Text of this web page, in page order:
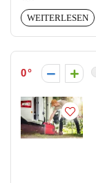
WEITERLESEN
0